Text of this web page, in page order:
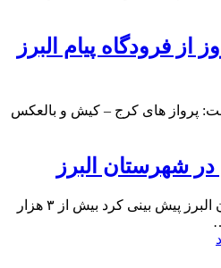
فرودگاه پیام البرز
پرواز های کرج – کیش و بالعکس
شهرستان البرز
مدیر جهاد کشاورزی شهرستان البرز پیش بینی کرد بیش از ۳ هزار